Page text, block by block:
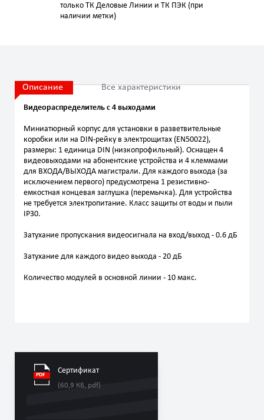
только ТК Деловые Линии и ТК ПЭК (при
наличии метки)
Описание Все характеристики
Видеораспределитель с 4 выходами
Миниатюрный корпус для установки в разветвительные
коробки или на DIN-рейку в электрощитах (EN50022),
размеры: 1 единица DIN (низкопрофильный). Оснащен 4
видеовыходами на абонентские устройства и 4 клеммами
для ВХОДА/ВЫХОДА магистрали. Для каждого выхода (за
исключением первого) предусмотрена 1 резистивно-
емкостная концевая заглушка (перемычка). Для устройства
не требуется электропитание. Класс защиты от воды и пыли
IP30.
Затухание пропускания видеосигнала на вход/выход - 0.6 дБ
Затухание для каждого видео выхода - 20 дБ
Количество модулей в основной линии - 10 макс.
Сертификат
(60,9 КБ, pdf)